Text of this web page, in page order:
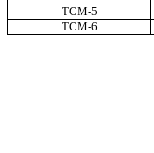
TCM-5
TCM-6